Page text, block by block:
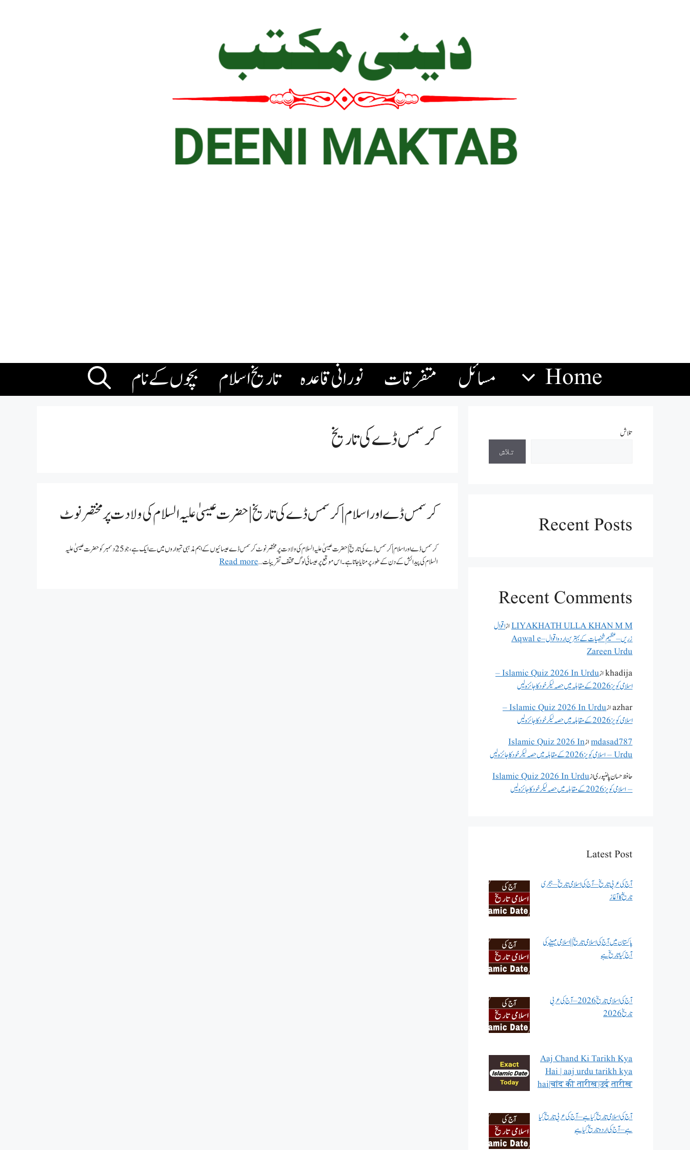
Home مسائل متفرقات نورانی قاعدہ تاریخ اسلام بچوں کے نام
کرسمس ڈے کی تاریخ
کرسمس ڈے اور اسلام | کرسمس ڈے کی تاریخ | حضرت عیسیٰ علیہ السلام کی ولادت پر مختصر نوٹ
کرسمس ڈے اور اسلام | کرسمس ڈے کی تاریخ | حضرت عیسیٰ علیہ السلام کی ولادت پر مختصر نوٹ کرسمس ڈے عیسائیوں کے اہم مذہبی تہواروں میں سے ایک ہے، جو 25 دسمبر کو حضرت عیسیٰ علیہ
السلام کی پیدائش کے دن کے طور پر منایا جاتا ہے۔ اس موقع پر عیسائی لوگ مختلف تقریبات …Read more
تلاش
تلاش
Recent Posts
Recent Comments
LIYAKHATH ULLA KHAN M Mازاقوال
زریں – عظیم شخصیات کے بہترین اردو اقوال – Aqwal e
Zareen Urdu
khadijaاز
Islamic Quiz 2026 In Urdu –
اسلامی کویز 2026 کے مقابلہ میں حصہ لیکر خود کا جائزہ لیں
azharاز
Islamic Quiz 2026 In Urdu –
اسلامی کویز 2026 کے مقابلہ میں حصہ لیکر خود کا جائزہ لیں
mdasad787ازIslamic Quiz 2026 In
Urdu – اسلامی کویز 2026 کے مقابلہ میں حصہ لیکر خود کا جائزہ لیں
حافظ حسان پالنپوریازIslamic Quiz 2026 In Urdu
– اسلامی کویز 2026 کے مقابلہ میں حصہ لیکر خود کا جائزہ لیں
Latest Post
آج کی عربی تاریخ – آج کی اسلامی تاریخ – ہجری
تاریخ کا آغاز
پاکستان میں آج کی اسلامی تاریخ || اسلامی مہینے کی
آج کیا تاریخ ہے
آج کی اسلامی تاریخ 2026 – آج کی عربی
تاریخ 2026
Aaj Chand Ki Tarikh Kya
Hai | aaj urdu tarikh kya
hai|चांद की तारीख|उर्दू तारीख
آج کی اسلامی تاریخ کیا ہے – آج کی عربی تاریخ کیا
ہے – آج کی اردو تاریخ کیا ہے